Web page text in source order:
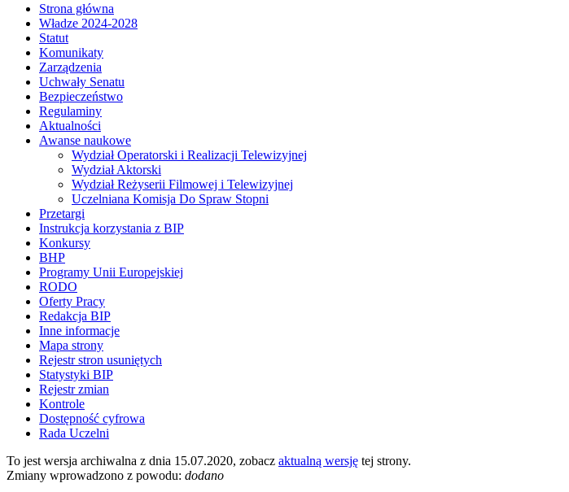
Strona główna
Władze 2024-2028
Statut
Komunikaty
Zarządzenia
Uchwały Senatu
Bezpieczeństwo
Regulaminy
Aktualności
Awanse naukowe
Wydział Operatorski i Realizacji Telewizyjnej
Wydział Aktorski
Wydział Reżyserii Filmowej i Telewizyjnej
Uczelniana Komisja Do Spraw Stopni
Przetargi
Instrukcja korzystania z BIP
Konkursy
BHP
Programy Unii Europejskiej
RODO
Oferty Pracy
Redakcja BIP
Inne informacje
Mapa strony
Rejestr stron usuniętych
Statystyki BIP
Rejestr zmian
Kontrole
Dostępność cyfrowa
Rada Uczelni
To jest wersja archiwalna z dnia 15.07.2020, zobacz aktualną wersję tej strony.
Zmiany wprowadzono z powodu: dodano